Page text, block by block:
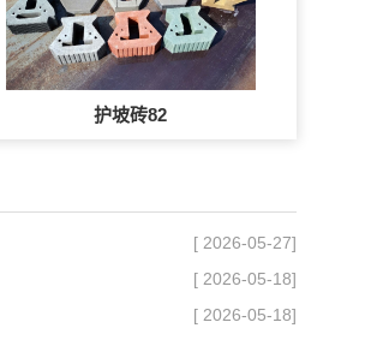
护坡砖82
[ 2026-05-27]
[ 2026-05-18]
[ 2026-05-18]